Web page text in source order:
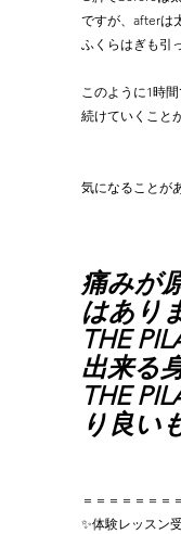
ですが、afterは
ふくらはぎも引
このように1時
続けていくこと
気になることが
痛みが
はあり
THE
出来る
THE
り良い
＝＝＝＝＝＝＝
✨体験レッスン